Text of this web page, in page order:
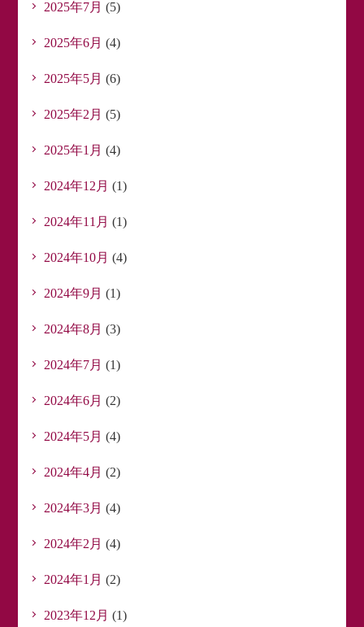
2025年7月 (5)
2025年6月 (4)
2025年5月 (6)
2025年2月 (5)
2025年1月 (4)
2024年12月 (1)
2024年11月 (1)
2024年10月 (4)
2024年9月 (1)
2024年8月 (3)
2024年7月 (1)
2024年6月 (2)
2024年5月 (4)
2024年4月 (2)
2024年3月 (4)
2024年2月 (4)
2024年1月 (2)
2023年12月 (1)